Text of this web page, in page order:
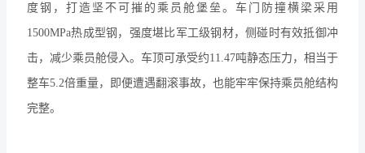
度钢，打造坚不可摧的乘员舱堡垒。车门防撞横梁采用
1500MPa热成型钢，强度堪比军工级钢材，侧碰时有效抵御冲
击，减少乘员舱侵入。车顶可承受约11.47吨静态压力，相当于
整车5.2倍重量，即便遭遇翻滚事故，也能牢牢保持乘员舱结构
完整。